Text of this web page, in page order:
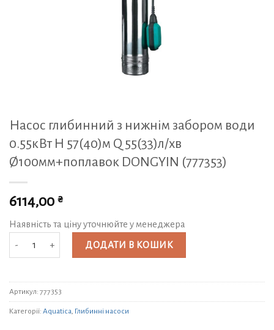
Насос глибинний з нижнім забором води
0.55кВт H 57(40)м Q 55(33)л/хв
Ø100мм+поплавок DONGYIN (777353)
6114,00 ₴
Наявність та ціну уточнюйте у менеджера
Насос глибинний з нижнім забором води 0.55кВт H 57(40)м Q 55(33)л/
ДОДАТИ В КОШИК
Артикул: 777353
Категорії: Aquatica, Глибинні насоси